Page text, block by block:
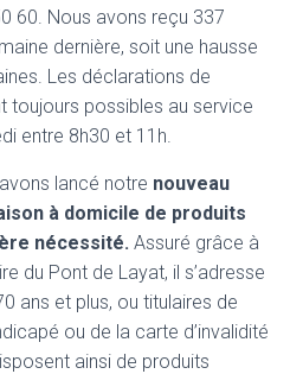
60. Nous avons reçu 337
dernière, soit une hausse
Les déclarations de
toujours possibles au service
entre 8h30 et 11h.
lancé notre nouveau
à domicile de produits
nécessité. Assuré grâce à
du Pont de Layat, il s’adresse
ans et plus, ou titulaires de
ou de la carte d’invalidité
ainsi de produits